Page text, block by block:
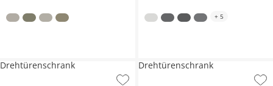
+ 5
Drehtürenschrank Drehtürenschrank